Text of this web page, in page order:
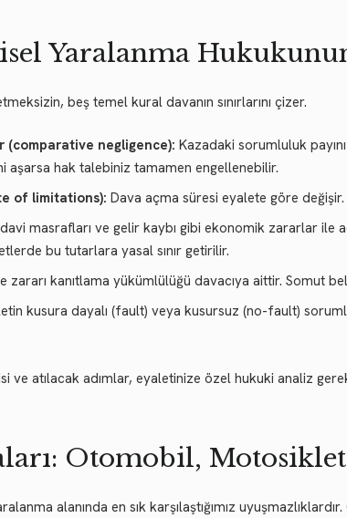
Yaralanma
beş temel kural davanın sınırlarını çizer.
(comparative negligence): Kazadaki sorumluluk
aşarsa hak talebiniz tamamen engellenebilir.
of limitations): Dava açma süresi eyalete göre değişir.
masrafları ve gelir kaybı gibi ekonomik zararlar ile
bu tutarlara yasal sınır getirilir.
zararı kanıtlama yükümlülüğü davacıya aittir. Somut
kusura dayalı (fault) veya kusursuz (no-fault)
ve atılacak adımlar, eyaletinize özel hukuki analiz
Otomobil,
alanında en sık karşılaştığımız